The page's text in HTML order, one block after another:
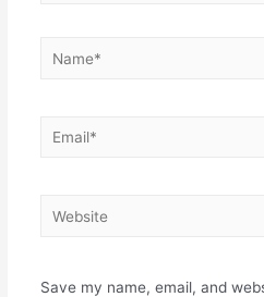
Name*
Email*
Website
Save my name, email, and